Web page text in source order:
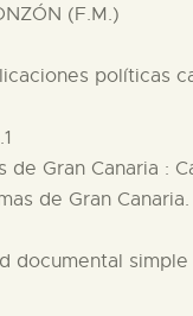
(F.M.)
políticas
de Gran Canaria :
de Gran Canaria.
documental simple